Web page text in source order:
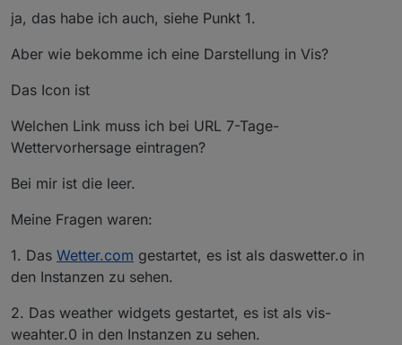
ja, das habe ich auch, siehe Punkt 1.
Aber wie bekomme ich eine Darstellung in Vis?
Das Icon ist
Welchen Link muss ich bei URL 7-Tage-
Wettervorhersage eintragen?
Bei mir ist die leer.
Meine Fragen waren:
1. Das Wetter.com gestartet, es ist als daswetter.o in
den Instanzen zu sehen.
2. Das weather widgets gestartet, es ist als vis-
weahter.0 in den Instanzen zu sehen.